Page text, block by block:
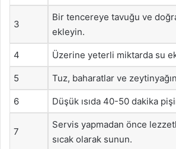
3
Bir tencereye tavuğu ve
ekleyin.
4 Üzerine yeterli miktarda su
5 Tuz, baharatlar ve
6 Düşük ısıda 40-50 dakika
7
Servis yapmadan önce
sıcak olarak sunun.